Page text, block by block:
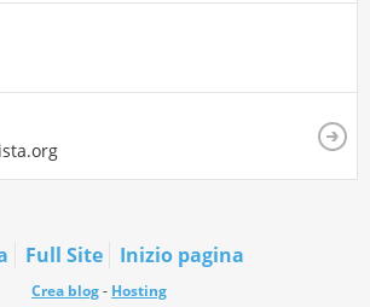
Full Site Inizio pagina
Crea blog- Hosting